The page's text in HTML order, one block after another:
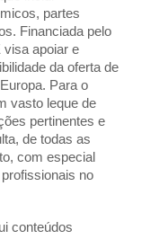
partes
Financiada pelo
visa apoiar e
da oferta de
Para o
vasto leque de
pertinentes e
de todas as
com especial
no
conteúdos